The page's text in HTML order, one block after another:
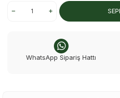
WhatsApp Sipariş Hattı